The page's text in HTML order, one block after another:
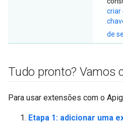
criar
de
Tudo pronto? Vamos
Para usar extensões com o
Etapa 1: adicionar uma